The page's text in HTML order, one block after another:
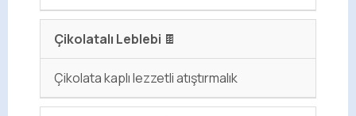
Çikolatalı Leblebi 🍫
Çikolata kaplı lezzetli atıştırmalık